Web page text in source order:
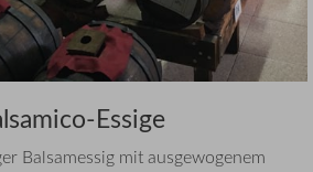
Essige
Balsamessig mit ausgewogenem